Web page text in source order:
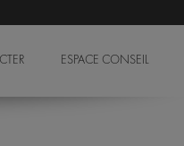
ESPACE CONSEIL